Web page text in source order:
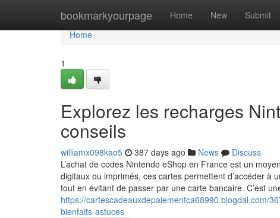
bookmarkyourpage Home New Submit
Home
Home
1
Explorez les recharges
conseils
williamx098kao5 387 days ago News
Discuss
L’achat de codes Nintendo eShop en France est un
digitaux ou imprimés, ces cartes permettent d’accéder à
tout en évitant de passer par une carte bancaire. C’est
https://cartescadeauxdepaiementca68990.blogdal.com/
bienfaits-astuces